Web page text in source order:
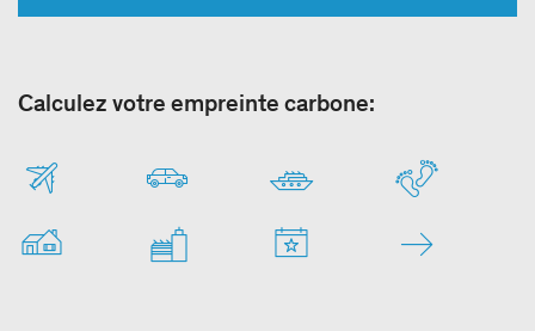
Calculez votre empreinte carbone: